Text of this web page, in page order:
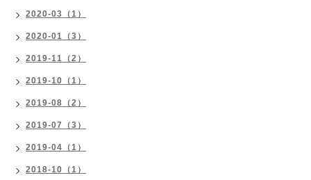
2020-03（1）
2020-01（3）
2019-11（2）
2019-10（1）
2019-08（2）
2019-07（3）
2019-04（1）
2018-10（1）